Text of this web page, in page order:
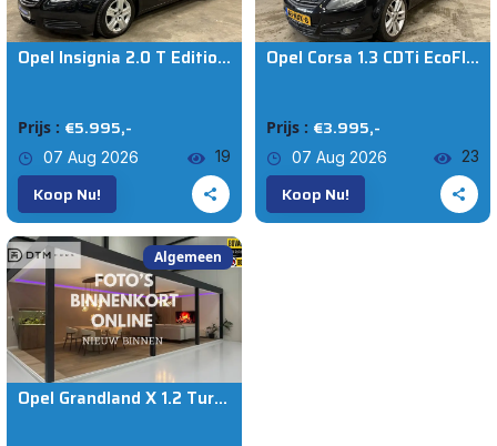
AANBOD
Voeg Toe Opnieuw Instellen
Opel Insignia 2.0 T Edition // Autom // leer
Prijs : €5.995,-
07 Aug 2026 19
Koop Nu!
Opel Corsa 1.3 CDTi EcoFlex S/S '111' Edition
Prijs : €3.995,-
07 Aug 2026 23
Koop Nu!
Algemeen
Opel Grandland X 1.2 Turbo Innovation AUT Navi 360° Leder Camera Elek. Achterklep